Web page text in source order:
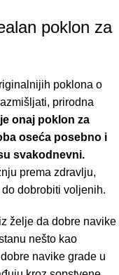
poklon za
poklona o
prirodna
onaj poklon za
oseća posebno i
svakodnevni.
prema zdravlju,
dobrobiti voljenih.
želje da dobre navike
nešto kao
navike grade u